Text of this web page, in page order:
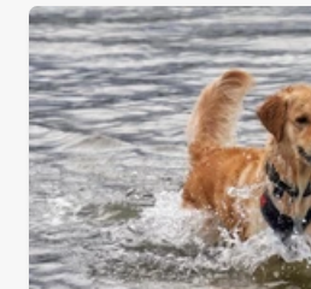
Geen kunstmatige geurstoffen
Geen kunstmatige kleurstoffen
Geen kunstmatige smaakstoffen
Geen tarwegluten
Glutenvrij
Graanvrij
Hypoallergeen